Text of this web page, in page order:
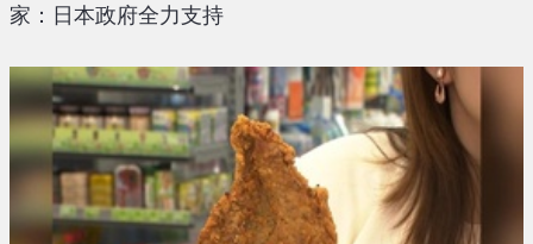
家：日本政府全力支持